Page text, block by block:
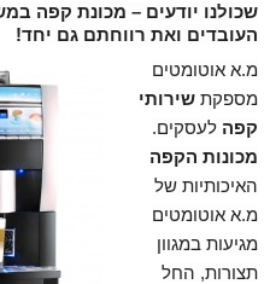
שכולנו יודעים – מכונת קפה
העובדים ואת רווחתם גם יחד!
מ.א אוטומטים
מספקת שירותי
קפה לעסקים.
מכונות הקפה
האיכותיות של
מ.א אוטומטים
מגיעות במגוון
תצורות, החל